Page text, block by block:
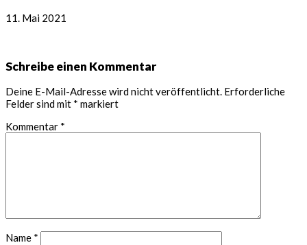
11. Mai 2021
Leser-
Interaktionen
Schreibe einen Kommentar
Deine E-Mail-Adresse wird nicht veröffentlicht. Erforderliche
Felder sind mit * markiert
Kommentar *
Name *